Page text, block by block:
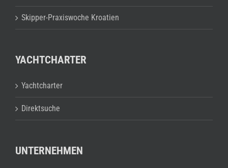
Skipper-Praxiswoche Kroatien
YACHTCHARTER
Yachtcharter
Direktsuche
UNTERNEHMEN